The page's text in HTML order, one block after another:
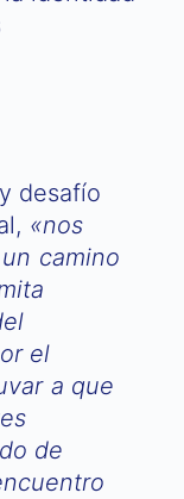
desafío
«nos
camino
el
a que
de